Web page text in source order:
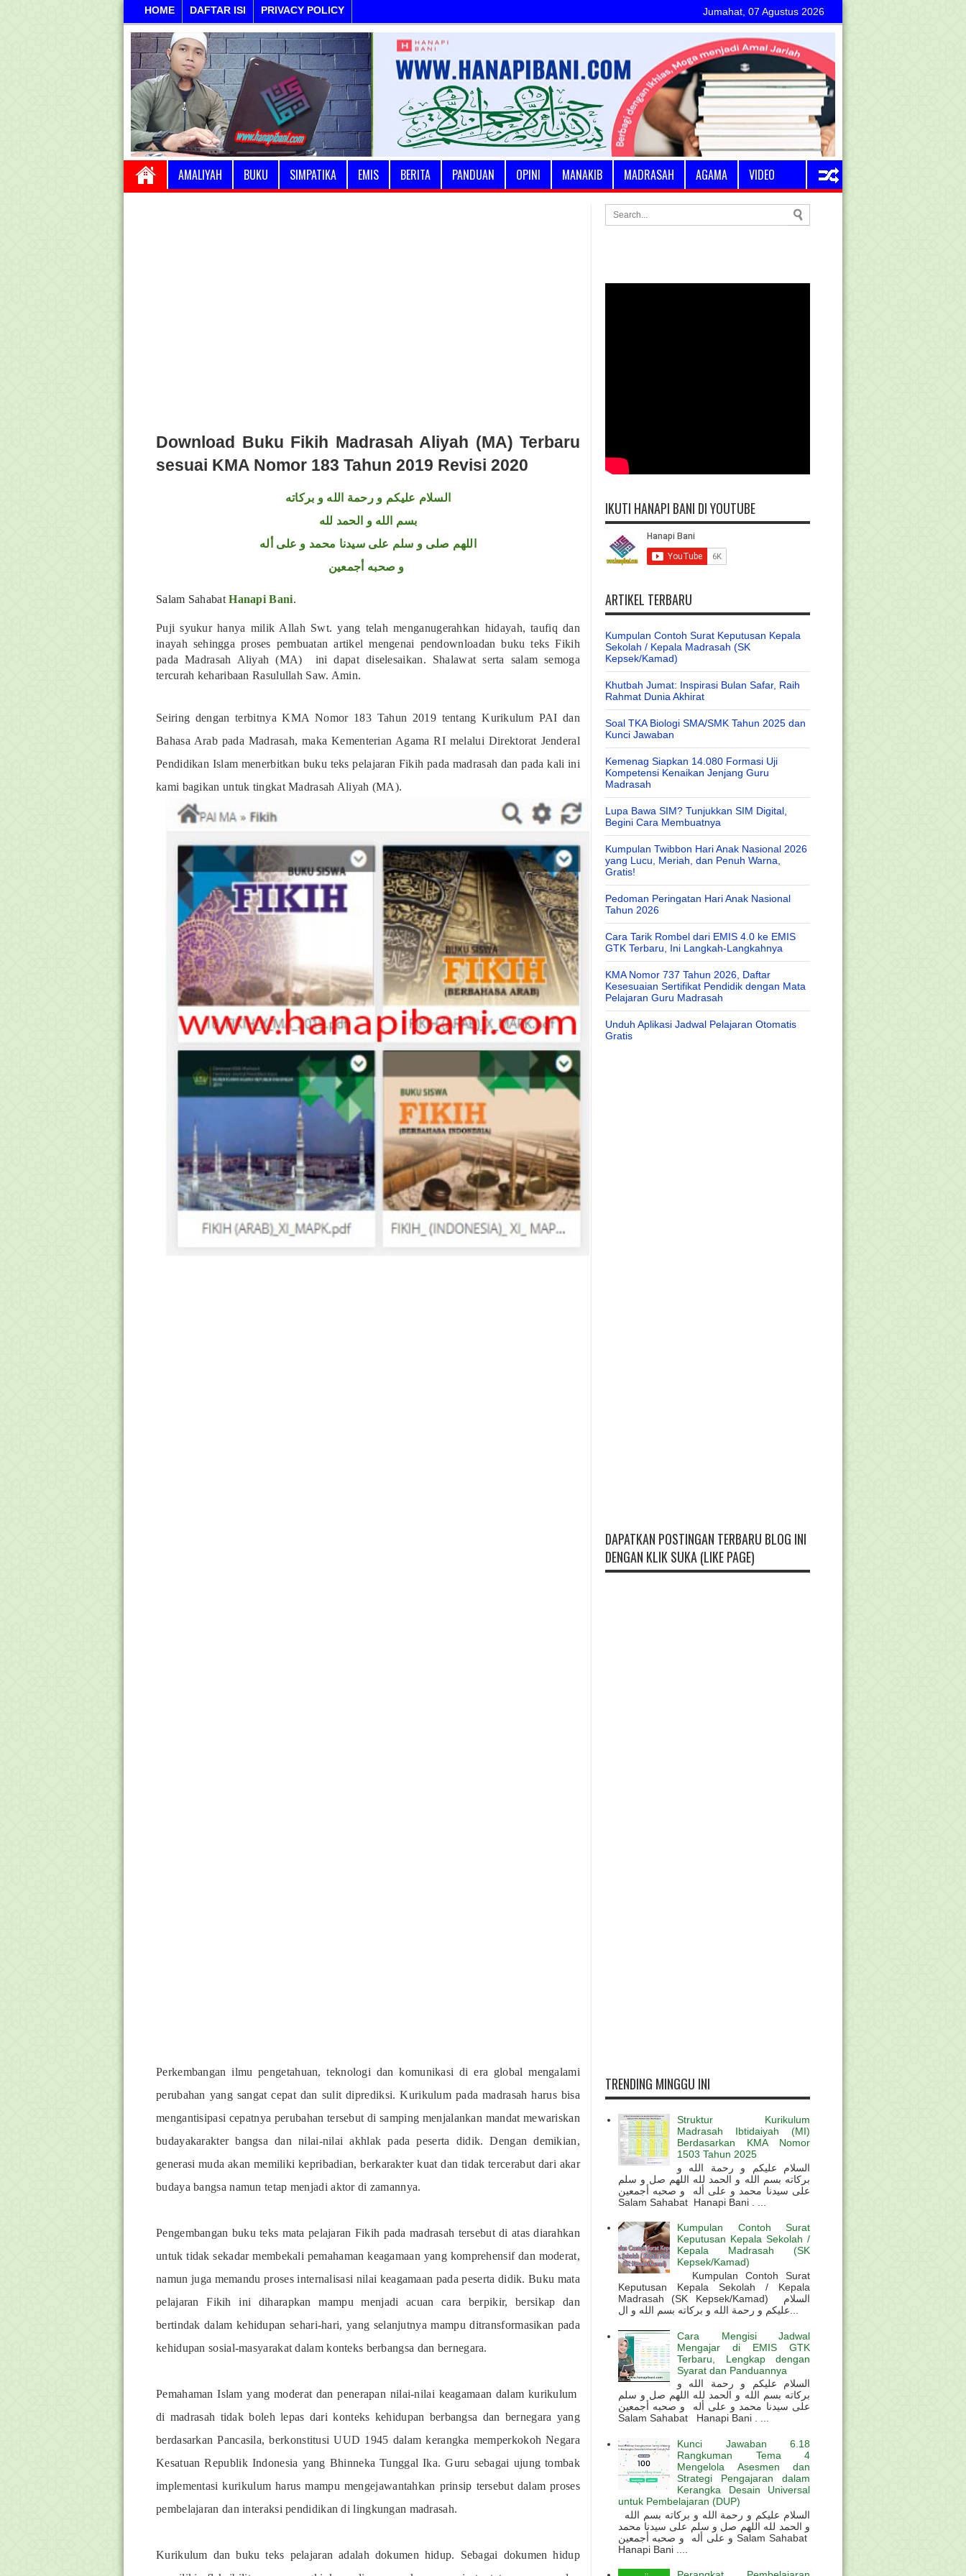
HOME DAFTAR ISI PRIVACY POLICY Jumahat, 07 Agustus 2026
AMALIYAH BUKU SIMPATIKA EMIS BERITA PANDUAN OPINI MANAKIB MADRASAH AGAMA VIDEO
Download Buku Fikih Madrasah Aliyah (MA) Terbaru
sesuai KMA Nomor 183 Tahun 2019 Revisi 2020
السلام عليكم و رحمة الله و بركاته
بسم الله و الحمد لله
اللهم صلى و سلم على سيدنا محمد و على أله
و صحبه أجمعين
Salam SahabatHanapi Bani.
Puji syukur hanya milik Allah Swt. yang telah menganugerahkan hidayah, taufiq dan
inayah sehingga proses pembuatan artikel mengenai pendownloadan buku teks Fikih
pada Madrasah Aliyah (MA) ini dapat diselesaikan. Shalawat serta salam semoga
tercurah keharibaan Rasulullah Saw. Amin.
Seiring dengan terbitnya KMA Nomor 183 Tahun 2019 tentang Kurikulum PAI dan
Bahasa Arab pada Madrasah, maka Kementerian Agama RI melalui Direktorat Jenderal
Pendidikan Islam menerbitkan buku teks pelajaran Fikih pada madrasah dan pada kali ini
kami bagikan untuk tingkat Madrasah Aliyah (MA).
Perkembangan ilmu pengetahuan, teknologi dan komunikasi di era global mengalami
perubahan yang sangat cepat dan sulit diprediksi. Kurikulum pada madrasah harus bisa
mengantisipasi cepatnya perubahan tersebut di samping menjalankan mandat mewariskan
budayakarakter bangsa dan nilai-nilai akhlak pada peserta didik. Dengan demikian,
generasi muda akan memiliki kepribadian, berkarakter kuat dan tidak tercerabut dari akar
budaya bangsa namun tetap menjadi aktor di zamannya.
Pengembangan buku teks mata pelajaran Fikih pada madrasah tersebut di atas diarahkan
untuk tidak sekadar membekali pemahaman keagamaan yang komprehensif dan moderat,
namun juga memandu proses internalisasi nilai keagamaan pada peserta didik. Buku mata
pelajaran Fikih ini diharapkan mampu menjadi acuan cara berpikir, bersikap dan
bertindak dalam kehidupan sehari-hari, yang selanjutnya mampu ditransformasikan pada
kehidupan sosial-masyarakat dalam konteks berbangsa dan bernegara.
Pemahaman Islam yang moderat dan penerapan nilai-nilai keagamaan dalam kurikulum
di madrasah tidak boleh lepas dari konteks kehidupan berbangsa dan bernegara yang
berdasarkan Pancasila, berkonstitusi UUD 1945 dalam kerangka memperkokoh Negara
Kesatuan Republik Indonesia yang Bhinneka Tunggal Ika. Guru sebagai ujung tombak
implementasi kurikulum harus mampu mengejawantahkan prinsip tersebut dalam proses
pembelajaran dan interaksi pendidikan di lingkungan madrasah.
Kurikulum dan buku teks pelajaran adalah dokumen hidup. Sebagai dokumen hidup
IKUTI HANAPI BANI DI YOUTUBE
ARTIKEL TERBARU
Kumpulan Contoh Surat Keputusan Kepala
Sekolah / Kepala Madrasah (SK
Kepsek/Kamad)
Khutbah Jumat: Inspirasi Bulan Safar, Raih
Rahmat Dunia Akhirat
Soal TKA Biologi SMA/SMK Tahun 2025 dan
Kunci Jawaban
Kemenag Siapkan 14.080 Formasi Uji
Kompetensi Kenaikan Jenjang Guru
Madrasah
Lupa Bawa SIM? Tunjukkan SIM Digital,
Begini Cara Membuatnya
Kumpulan Twibbon Hari Anak Nasional 2026
yang Lucu, Meriah, dan Penuh Warna,
Gratis!
Pedoman Peringatan Hari Anak Nasional
Tahun 2026
Cara Tarik Rombel dari EMIS 4.0 ke EMIS
GTK Terbaru, Ini Langkah-Langkahnya
KMA Nomor 737 Tahun 2026, Daftar
Kesesuaian Sertifikat Pendidik dengan Mata
Pelajaran Guru Madrasah
Unduh Aplikasi Jadwal Pelajaran Otomatis
Gratis
DAPATKAN POSTINGAN TERBARU BLOG INI
DENGAN KLIK SUKA (LIKE PAGE)
TRENDING MINGGU INI
Struktur Kurikulum
Madrasah Ibtidaiyah (MI)
Berdasarkan KMA Nomor
1503 Tahun 2025
السلام عليكم و رحمة الله و
بركاته بسم الله و الحمد لله اللهم صل و سلم
على سيدنا محمد و على أله و صحبه أجمعين
Salam Sahabat Hanapi Bani . ...
Kumpulan Contoh Surat
Keputusan Kepala Sekolah /
Kepala Madrasah (SK
Kepsek/Kamad)
Kumpulan Contoh Surat
Keputusan Kepala Sekolah / Kepala
Madrasah (SK Kepsek/Kamad) السلام
Cara Mengisi Jadwal
Mengajar di EMIS GTK
Terbaru, Lengkap dengan
Syarat dan Panduannya
السلام عليكم و رحمة الله و
بركاته بسم الله و الحمد لله اللهم صل و سلم
على سيدنا محمد و على أله و صحبه أجمعين
Salam Sahabat Hanapi Bani . ...
Kunci Jawaban 6.18
Rangkuman Tema 4
Mengelola Asesmen dan
Strategi Pengajaran dalam
Kerangka Desain Universal
untuk Pembelajaran (DUP)
و الحمد لله اللهم صل و سلم على سيدنا محمد
و على أله و صحبه أجمعين Salam Sahabat
Hanapi Bani ....